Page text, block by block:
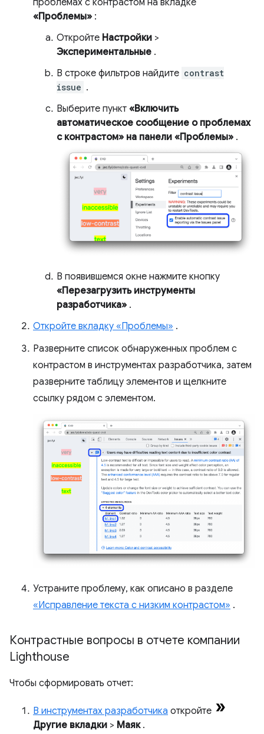
«Проблемы» :
Откройте Настройки >
Экспериментальные .
В строке фильтров найдите contrast
issue .
Выберите пункт «Включить
автоматическое сообщение о проблемах
с контрастом» на панели «Проблемы» .
В появившемся окне нажмите кнопку
«Перезагрузить инструменты
разработчика» .
Откройте вкладку «Проблемы» .
Разверните список обнаруженных проблем с
контрастом в инструментах разработчика, затем
разверните таблицу элементов и щелкните
ссылку рядом с элементом.
Устраните проблему, как описано в разделе
«Исправление текста с низким контрастом» .
Контрастные вопросы в отчете компании
Lighthouse
Чтобы сформировать отчет:
В инструментах разработчика откройте
Другие вкладки > Маяк.